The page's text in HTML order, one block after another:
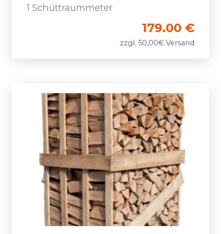
1 Schüttraummeter
179.00 €
zzgl. 50,00€ Versand